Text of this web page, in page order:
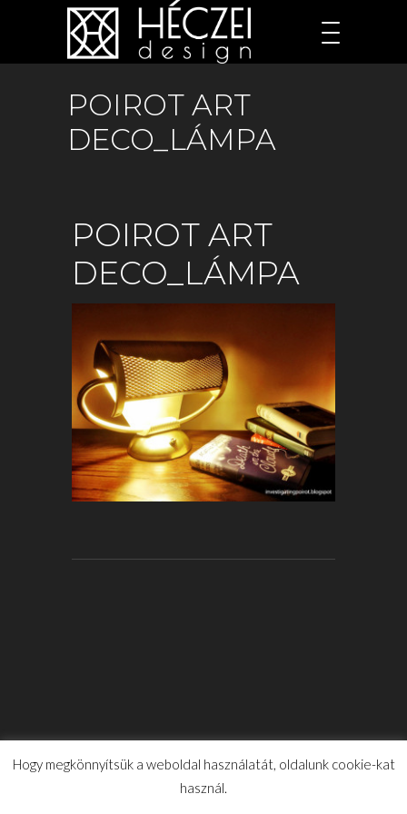
POIROT ART
DECO_LÁMPA
POIROT ART
DECO_LÁMPA
Hogy megkönnyítsük a weboldal használatát, oldalunk cookie-kat
használ.